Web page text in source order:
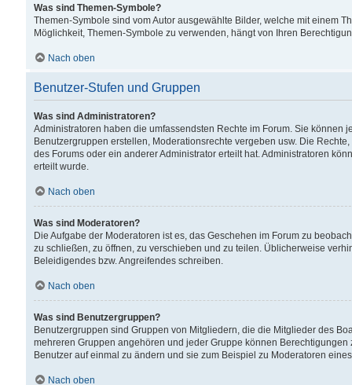
Was sind Themen-Symbole?
Themen-Symbole sind vom Autor ausgewählte Bilder, welche mit einem
Möglichkeit, Themen-Symbole zu verwenden, hängt von Ihren
Nach oben
Benutzer-Stufen und Gruppen
Was sind Administratoren?
Administratoren haben die umfassendsten Rechte im Forum. Sie können
Benutzergruppen erstellen, Moderationsrechte vergeben usw. Die
des Forums oder ein anderer Administrator erteilt hat. Administratoren
erteilt wurde.
Nach oben
Was sind Moderatoren?
Die Aufgabe der Moderatoren ist es, das Geschehen im Forum zu
zu schließen, zu öffnen, zu verschieben und zu teilen. Üblicherweise
Beleidigendes bzw. Angreifendes schreiben.
Nach oben
Was sind Benutzergruppen?
Benutzergruppen sind Gruppen von Mitgliedern, die die Mitglieder des
mehreren Gruppen angehören und jeder Gruppe können
Benutzer auf einmal zu ändern und sie zum Beispiel zu Moderatoren
Nach oben